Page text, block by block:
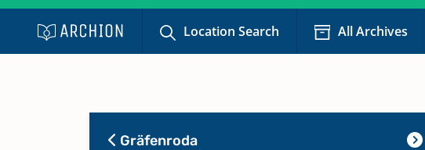
Location Search All Archives
Gräfenroda